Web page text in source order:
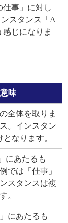
仕事」に対し
スタンス「A
じになりま
意味
全体を取りま
。インスタン
なります。
にあたるも
では「仕事」
スタンスは複
。
にあたるも